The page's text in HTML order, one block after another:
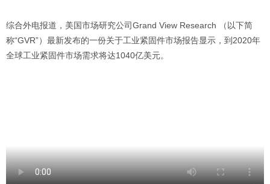
综合外电报道，美国市场研究公司Grand View Research （以下简
称“GVR”）最新发布的一份关于工业紧固件市场报告显示，到2020年
全球工业紧固件市场需求将达1040亿美元。